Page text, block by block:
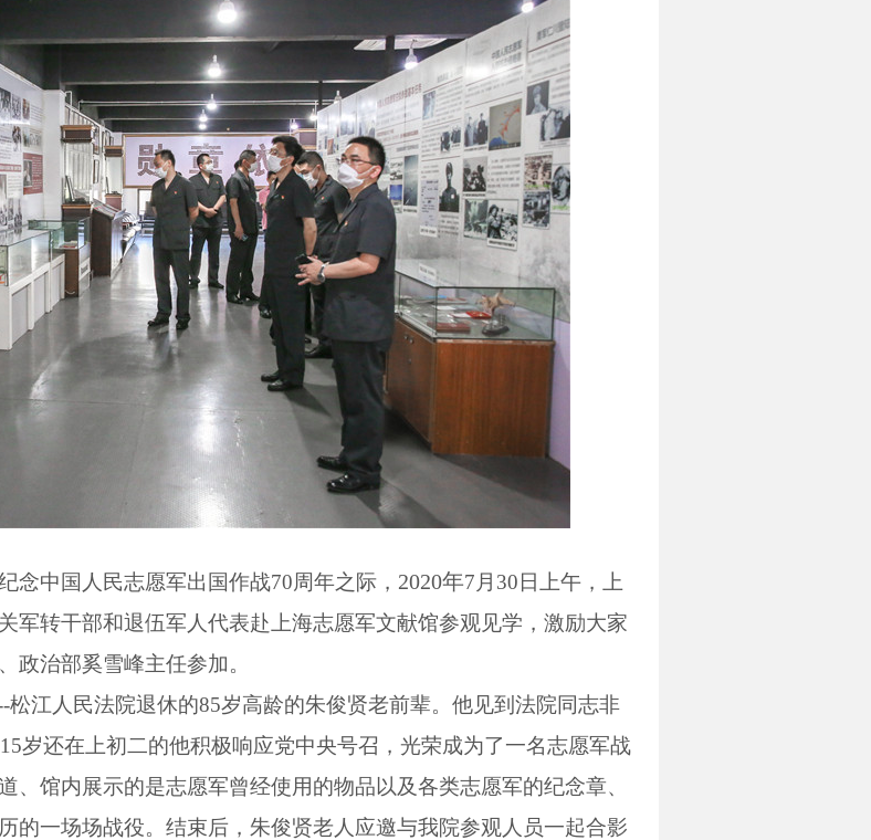
念中国人民志愿军出国作战70周年之际， 2020年7 月 30 日上午，上
军转干部和退伍军人代表赴上海志愿军文献馆参观见学，激励大家
政治部奚雪峰主任参加。
松江人民法院退休的85岁高龄的朱俊贤老前辈。他见到法院同志非
15岁还在上初二的他积极响应党中央号召，光荣成为了一名志愿军战
、馆内展示的是志愿军曾经使用的物品以及各类志愿军的纪念章、
的一场场战役。结束后，朱俊贤老人应邀与我院参观人员一起合影